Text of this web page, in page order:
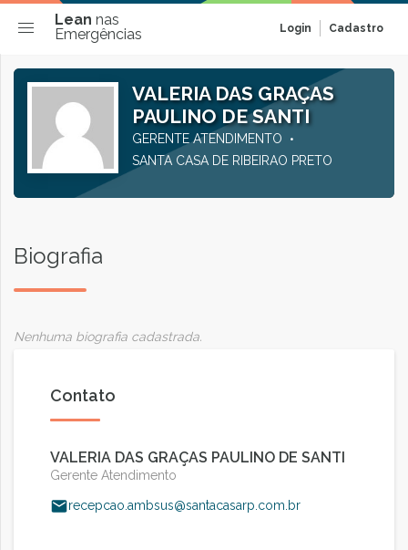
Lean nas
Emergências
Login Cadastro
VALERIA DAS GRAÇAS
PAULINO DE SANTI
GERENTE ATENDIMENTO
SANTA CASA DE RIBEIRAO PRETO
Biografia
Nenhuma biografia cadastrada.
Contato
VALERIA DAS GRAÇAS PAULINO DE SANTI
Gerente Atendimento
recepcao.ambsus@santacasarp.com.br